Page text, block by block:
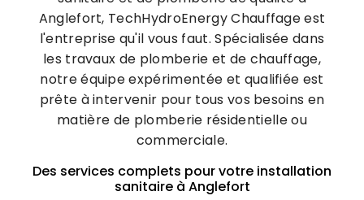
Anglefort, TechHydroEnergy Chauffage est
l'entreprise qu'il vous faut. Spécialisée dans
les travaux de plomberie et de chauffage,
notre équipe expérimentée et qualifiée est
prête à intervenir pour tous vos besoins en
matière de plomberie résidentielle ou
commerciale.
Des services complets pour votre installation
sanitaire à Anglefort